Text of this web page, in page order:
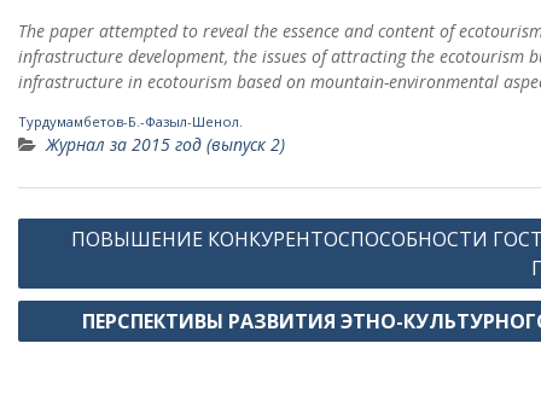
The paper attempted to reveal the essence and content of
infrastructure development, the issues of attracting the ecotourism
infrastructure in ecotourism based on mountain-environmental
Турдумамбетов-Б.-Фазыл-Шенол.
Журнал за 2015 год (выпуск 2)
Навигация
записям
ПОВЫШЕНИЕ КОНКУРЕНТОСПОСОБНОСТИ
ПЕРСПЕКТИВЫ РАЗВИТИЯ ЭТНО-